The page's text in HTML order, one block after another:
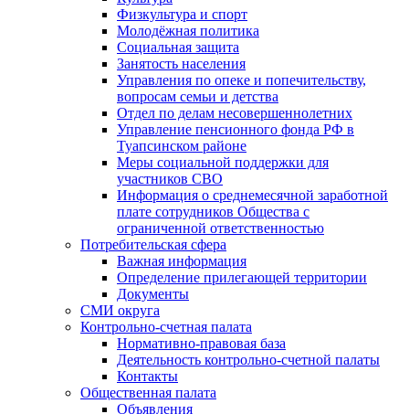
Физкультура и спорт
Молодёжная политика
Социальная защита
Занятость населения
Управления по опеке и попечительству,
вопросам семьи и детства
Отдел по делам несовершеннолетних
Управление пенсионного фонда РФ в
Туапсинском районе
Меры социальной поддержки для
участников СВО
Информация о среднемесячной заработной
плате сотрудников Общества с
ограниченной ответственностью
Потребительская сфера
Важная информация
Определение прилегающей территории
Документы
СМИ округа
Контрольно-счетная палата
Нормативно-правовая база
Деятельность контрольно-счетной палаты
Контакты
Общественная палата
Объявления